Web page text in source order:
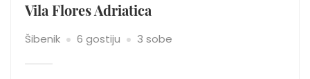
Vila Flores Adriatica
Šibenik 6 gostiju 3 sobe